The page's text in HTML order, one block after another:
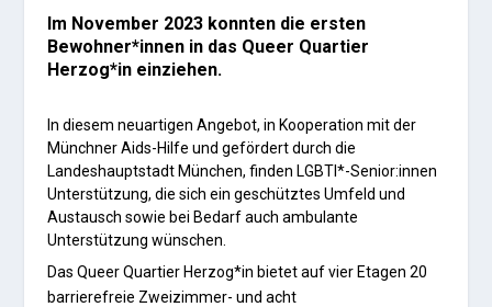
Im November 2023 konnten die ersten
Bewohner*innen in das Queer Quartier
Herzog*in einziehen.
In diesem neuartigen Angebot, in Kooperation mit der
Münchner Aids-Hilfe und gefördert durch die
Landeshauptstadt München, finden LGBTI*-Senior:innen
Unterstützung, die sich ein geschütztes Umfeld und
Austausch sowie bei Bedarf auch ambulante
Unterstützung wünschen.
Das Queer Quartier Herzog*in bietet auf vier Etagen 20
barrierefreie Zweizimmer- und acht